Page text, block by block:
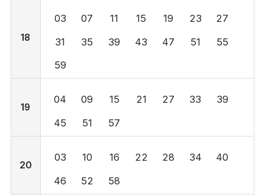
18
03 07 11 15 19 23
27
31
35 39 43 47 51
55
59
19
04 09 15 21 27 33
39
45
51 57
20
03 10 16 22 28 34
40
46
52 58